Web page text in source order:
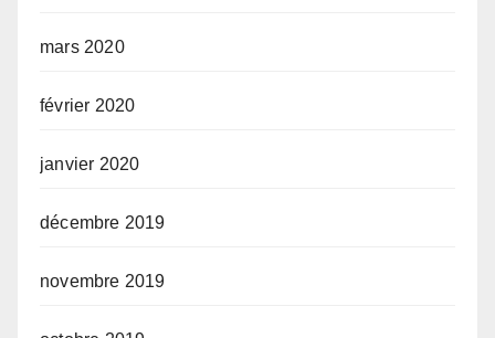
mars 2020
février 2020
janvier 2020
décembre 2019
novembre 2019